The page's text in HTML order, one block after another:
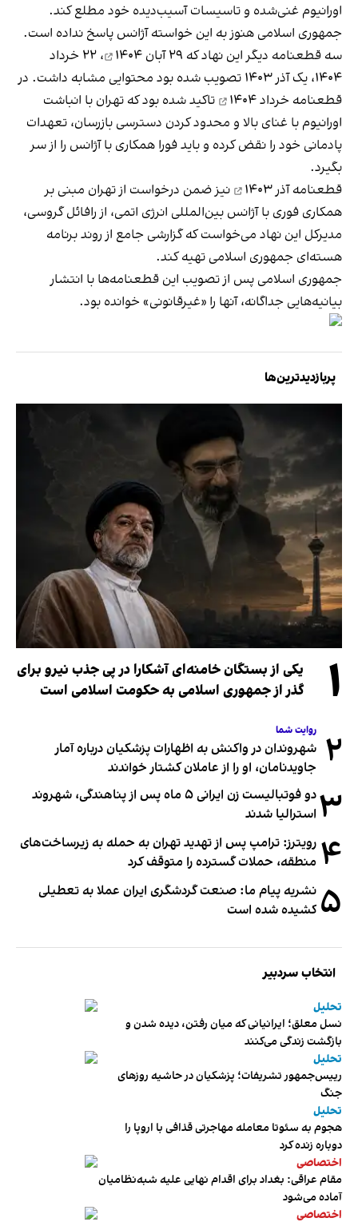
اورانیوم غنی‌شده و تاسیسات آسیب‌دیده خود مطلع کند.
جمهوری اسلامی هنوز به این خواسته آژانس پاسخ نداده است.
سه قطعنامه دیگر این نهاد که ۲۹ آبان ۱۴۰۴
، ۲۲ خرداد
۱۴۰۴، یک آذر ۱۴۰۳ تصویب شده بود محتوایی مشابه داشت. در
قطعنامه خرداد ۱۴۰۴
تاکید شده بود که تهران با انباشت
اورانیوم با غنای بالا و محدود کردن دسترسی بازرسان، تعهدات
پادمانی خود را نقض کرده و باید فورا همکاری با آژانس را از سر
بگیرد.
قطعنامه آذر ۱۴۰۳
نیز ضمن درخواست از تهران مبنی بر
همکاری فوری با آژانس بین‌المللی انرژی اتمی، از رافائل گروسی،
مدیرکل این نهاد می‌‌خواست که گزارشی جامع از روند برنامه
هسته‌ای جمهوری اسلامی تهیه کند.
جمهوری اسلامی پس از تصویب این قطعنامه‌ها با انتشار
بیانیه‌هایی جداگانه، آنها را «غیرقانونی» خوانده بود.
پربازدیدترین‌ها
۱
یکی از بستگان خامنه‌ای آشکارا در پی جذب نیرو برای
گذر از جمهوری اسلامی به حکومت اسلامی است
۲ روایت شما
شهروندان در واکنش به اظهارات پزشکیان درباره آمار
جاویدنامان، او را از عاملان کشتار خواندند
۳
دو فوتبالیست زن ایرانی ۵ ماه پس از پناهندگی، شهروند
استرالیا شدند
۴ رویترز: ترامپ پس از تهدید تهران به حمله به زیرساخت‌های
منطقه، حملات گسترده را متوقف کرد
۵ نشریه پیام ما: صنعت گردشگری ایران عملا به تعطیلی
کشیده شده است
انتخاب سردبیر
تحلیل
نسل معلق؛ ایرانیانی که میان رفتن، دیده شدن و
بازگشت زندگی می‌کنند
تحلیل
رییس‌جمهور تشریفات؛ پزشکیان در حاشیه روزهای
جنگ
تحلیل
هجوم به سئوتا معامله مهاجرتی قذافی با اروپا را
دوباره زنده کرد
اختصاصی
مقام عراقی: بغداد برای اقدام نهایی علیه شبه‌نظامیان
آماده می‌شود
اختصاصی